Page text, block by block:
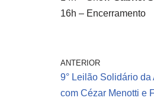
16h – Encerramento
ANTERIOR
9° Leilão Solidário
com Cézar Menotti e